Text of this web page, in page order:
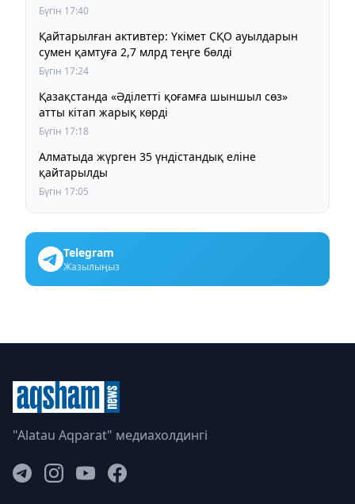
Бүгін 17:40
Қайтарылған активтер: Үкімет СҚО ауылдарын
сумен қамтуға 2,7 млрд теңге бөлді
Бүгін 17:24
Қазақстанда «Әділетті қоғамға шыншыл сөз»
атты кітап жарық көрді
Бүгін 17:18
Алматыда жүрген 35 үндістандық еліне
қайтарылды
Бүгін 17:05
Telegram
Жазылыңыз
"Alatau Aqparat" медиахолдингі